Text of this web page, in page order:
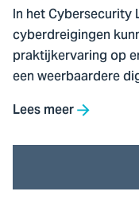
In het Cybersecurity
cyberdreigingen
praktijkervaring op
een weerbaardere
Lees meer